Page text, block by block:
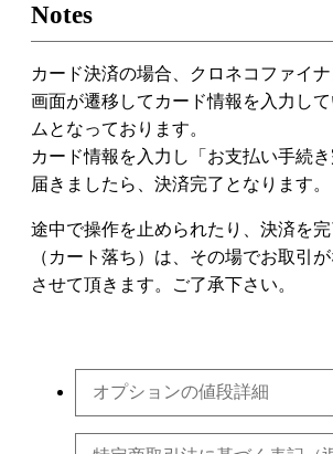
Notes
カード決済の場合、クロネコファイ
画面が遷移してカード情報を入力し
ムとなっております。
カード情報を入力し「お支払い手続
届きましたら、決済完了となります。
途中で操作を止められたり、決済を
（カート落ち）は、その場でお取引
させて頂きます。ご了承下さい。
オプションの値段詳細